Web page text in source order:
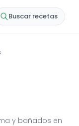
Buscar recetas
y bañados en